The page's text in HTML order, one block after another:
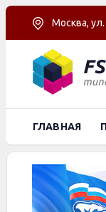
Москва,
ГЛАВНАЯ